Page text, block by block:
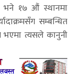
भने १७ औं स्थानमा
सम्बन्धित
भएमा त्यसले कानुनी